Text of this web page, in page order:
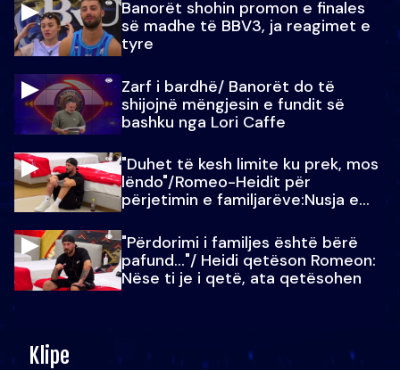
Banorët shohin promon e finales
së madhe të BBV3, ja reagimet e
tyre
Zarf i bardhë/ Banorët do të
shijojnë mëngjesin e fundit së
bashku nga Lori Caffe
"Duhet të kesh limite ku prek, mos
lëndo"/Romeo-Heidit për
përjetimin e familjarëve:Nusja e
"Përdorimi i familjes është bërë
pafund…"/ Heidi qetëson Romeon:
Nëse ti je i qetë, ata qetësohen
Klipe